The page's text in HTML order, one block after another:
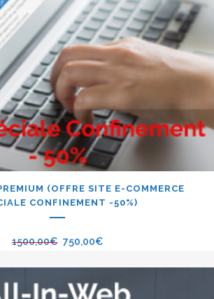
(OFFRE SITE E-COMMERCE
CONFINEMENT -50%)
1500,00€ 750,00€